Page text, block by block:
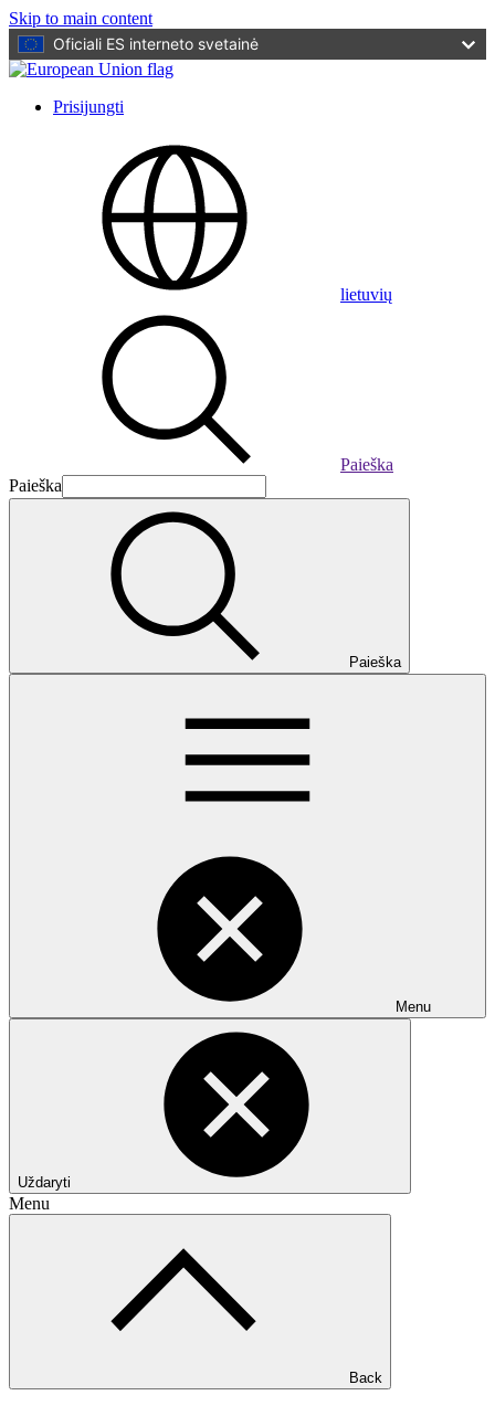
Skip to main content
Oficiali ES interneto svetainė
Prisijungti
lietuvių
Paieška
Paieška
Paieška
Menu
Uždaryti
Menu
Back